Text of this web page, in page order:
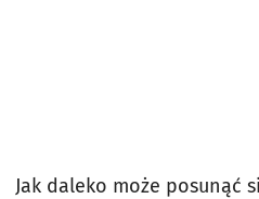
Jak daleko może posunąć